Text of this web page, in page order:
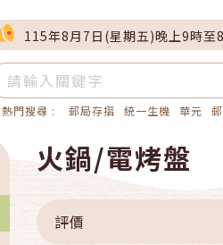
115年8月7日(星期五)晚上9時
熱門搜尋 : 郵局存摺 統一生機 華元
火鍋/電烤盤
評價